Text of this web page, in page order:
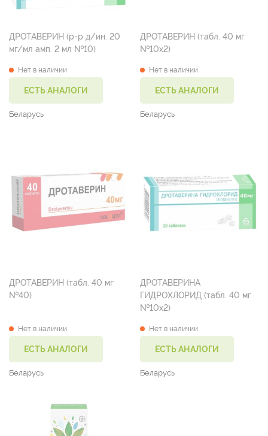
ДРОТАВЕРИН (р-р д/ин. 20
мг/мл амп. 2 мл №10)
Нет в наличии
ЕСТЬ АНАЛОГИ
Беларусь
ДРОТАВЕРИН (табл. 40 мг
№10х2)
Нет в наличии
ЕСТЬ АНАЛОГИ
Беларусь
ДРОТАВЕРИН (табл. 40 мг
№40)
Нет в наличии
ЕСТЬ АНАЛОГИ
Беларусь
ДРОТАВЕРИНА
ГИДРОХЛОРИД (табл. 40 мг
№10х2)
Нет в наличии
ЕСТЬ АНАЛОГИ
Беларусь